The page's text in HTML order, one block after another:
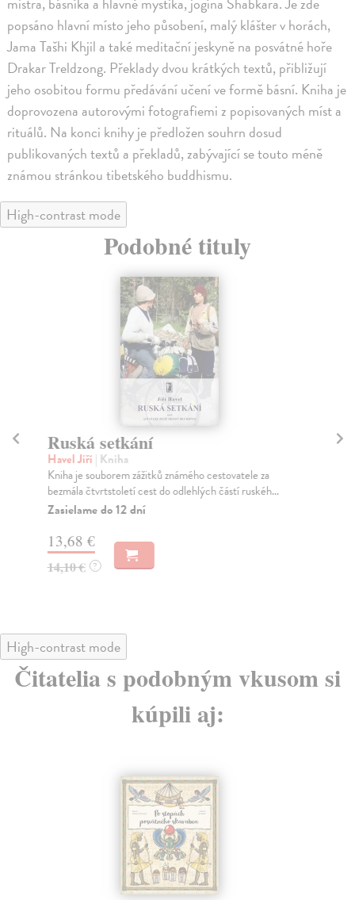
popsáno hlavní místo jeho působení, malý klášter v horách,
Jama Tašhi Khjil a také meditační jeskyně na posvátné hoře
Drakar Treldzong. Překlady dvou krátkých textů, přibližují
jeho osobitou formu předávání učení ve formě básní. Kniha je
doprovozena autorovými fotografiemi z popisovaných míst a
rituálů. Na konci knihy je předložen souhrn dosud
publikovaných textů a překladů, zabývající se touto méně
známou stránkou tibetského buddhismu.
High-contrast mode
Podobné tituly
Ruská setkání
Havel Jiří | Kniha
Kniha je souborem zážitků známého cestovatele za
bezmála čtvrtstoletí cest do odlehlých částí ruskéh...
Zasielame do 12 dní
13,68 €
14,10 € ?
High-contrast mode
Čitatelia s podobným vkusom si
kúpili aj: